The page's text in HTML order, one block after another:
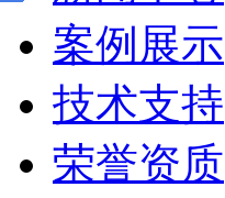
案例展示
技术支持
荣誉资质